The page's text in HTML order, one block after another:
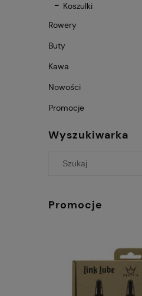
Koszulki
Rowery
Buty
Kawa
Nowości
Promocje
Wyszukiwarka
Promocje